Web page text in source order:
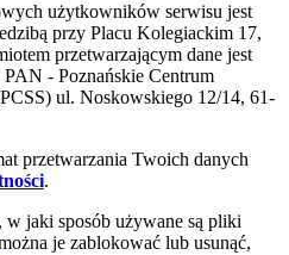
użytkowników serwisu jest
przy Placu Kolegiackim 17,
przetwarzającym dane jest
- Poznańskie Centrum
ul. Noskowskiego 12/14, 61-
przetwarzania Twoich danych
.
w jaki sposób używane są pliki
je zablokować lub usunąć,